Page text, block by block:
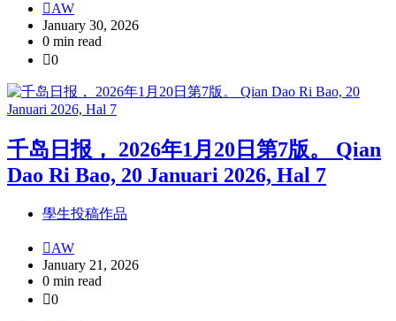
AW
January 30, 2026
0 min read
0
千岛日报， 2026年1月20日第7版。 Qian
Dao Ri Bao, 20 Januari 2026, Hal 7
學生投稿作品
AW
January 21, 2026
0 min read
0